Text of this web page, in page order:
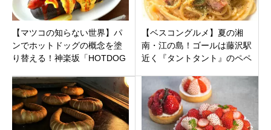
【マツコの知らない世界】パ
ンでホットドッグの概念を塗
り替える！神楽坂「HOTDOG
麦”
【ベスコングルメ】夏の湘
南・江の島！ゴールは藤沢駅
近く『タントタント』のペペ
大絶賛のイタリアン